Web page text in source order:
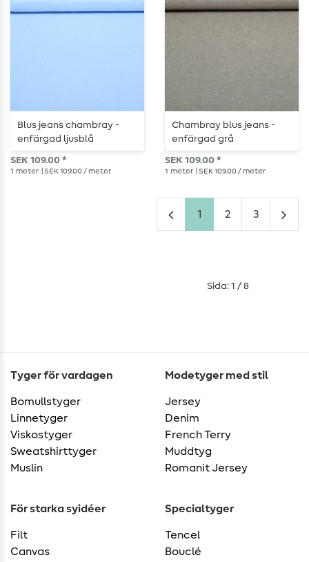
Blus jeans chambray -
enfärgad ljusblå
SEK 109.00 *
1 meter | SEK 109.00 / meter
Chambray blus jeans -
enfärgad grå
SEK 109.00 *
1 meter | SEK 109.00 / meter
1 2 3
Sida: 1 / 8
Tyger för vardagen
Bomullstyger
Linnetyger
Viskostyger
Sweatshirttyger
Muslin
Modetyger med stil
Jersey
Denim
French Terry
Muddtyg
Romanit Jersey
För starka syidéer
Filt
Canvas
Specialtyger
Tencel
Bouclé